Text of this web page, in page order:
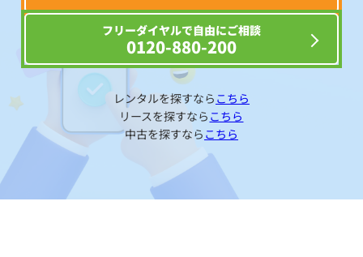
フリーダイヤルで自由にご相談
0120-880-200
レンタルを探すなら こちら
リースを探すなら こちら
中古を探すなら こちら